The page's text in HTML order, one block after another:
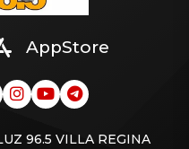
AppStore
96.5 VILLA REGINA